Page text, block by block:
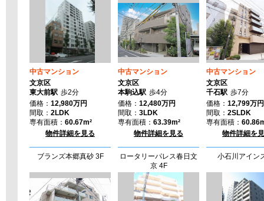
2026年07月14日
2026年06月23日
2026年06月23日
2026年06月19日
2026年06月12日
2026年04月07日
2026年04月07日
2026年04月07日
2026年03月27日
中古マンション
文京区
東大前駅 歩2分
価格： 12,980万円
間取： 2LDK
専有面積： 60.67m²
物件詳細を見る
中古マンション
文京区
本駒込駅 歩4分
価格： 12,480万円
間取： 3LDK
専有面積： 63.39m²
物件詳細を見る
中古マンション
文京区
千石駅 歩7分
価格： 12,799万円
間取： 2SLDK
専有面積：
物件詳細を
ブランズ本郷真砂 3F
ロータリーパレス春日文
京 4F
小石川アイン